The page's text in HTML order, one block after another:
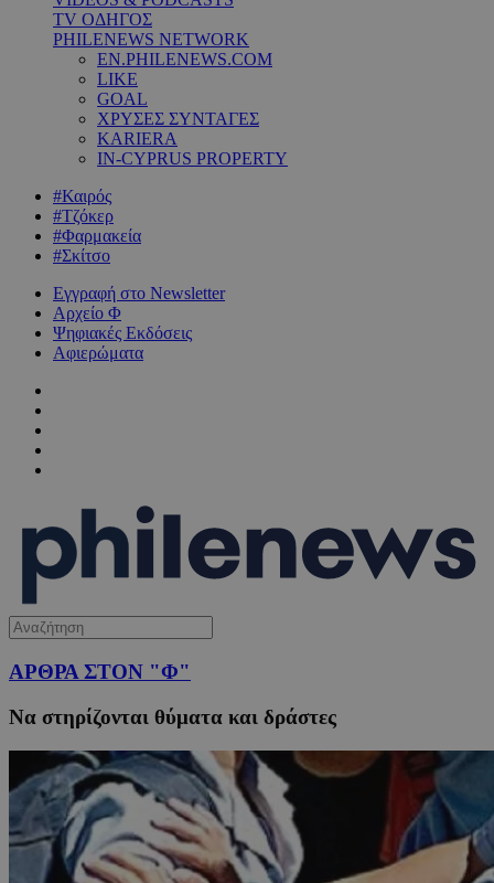
TV ΟΔΗΓΟΣ
PHILENEWS NETWORK
EN.PHILENEWS.COM
LIKE
GOAL
ΧΡΥΣΕΣ ΣΥΝΤΑΓΕΣ
KARIERA
IN-CYPRUS PROPERTY
#Καιρός
#Τζόκερ
#Φαρμακεία
#Σκίτσο
Εγγραφή στο Newsletter
Αρχείο Φ
Ψηφιακές Εκδόσεις
Αφιερώματα
ΑΡΘΡΑ ΣΤΟΝ "Φ"
Να στηρίζονται θύματα και δράστες